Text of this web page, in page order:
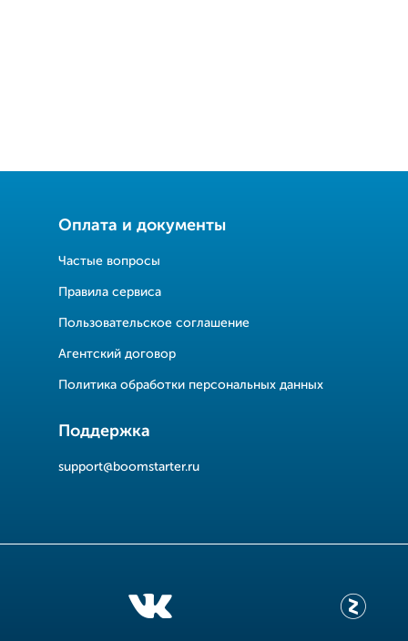
Оплата и документы
Частые вопросы
Правила сервиса
Пользовательское соглашение
Агентский договор
Политика обработки персональных данных
Поддержка
support@boomstarter.ru